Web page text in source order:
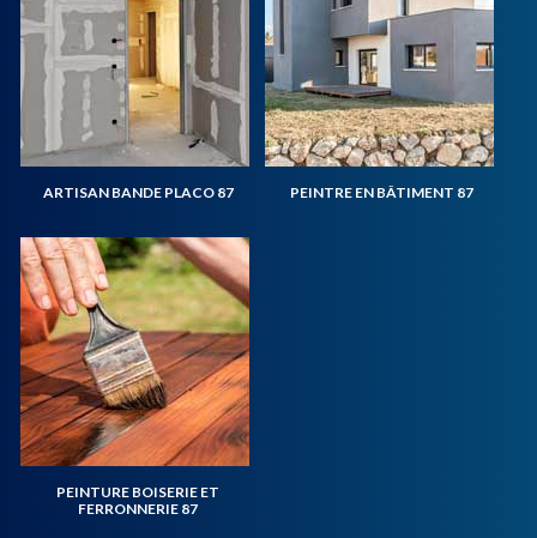
ARTISAN BANDE PLACO 87 PEINTRE EN BÂTIMENT 87
PEINTURE BOISERIE ET
FERRONNERIE 87